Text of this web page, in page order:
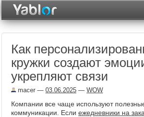
Неделя
Месяц
Рейтинги
Архив
Как
кружки создают
укрепляют связи
macer — 03.06.2025 — WOW
Компании все чаще используют
коммуникации. Если ежедневники на